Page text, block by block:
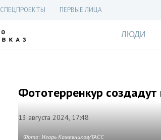
СПЕЦПРОЕКТЫ ПЕРВЫЕ ЛИЦА
ЛЮДИ
Фототерренкур
13 августа 2024, 17:48
Фото: Игорь Кожевников/ТАСС